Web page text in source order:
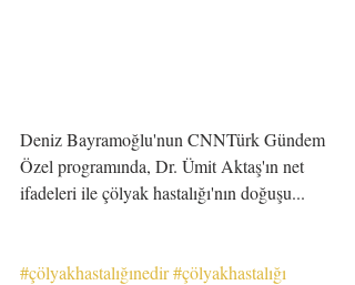
Deniz Bayramoğlu'nun CNNTürk Gündem
Özel programında, Dr. Ümit Aktaş'ın net
ifadeleri ile çölyak hastalığı'nın doğuşu...
#çölyakhastalığınedir#çölyakhastalığı